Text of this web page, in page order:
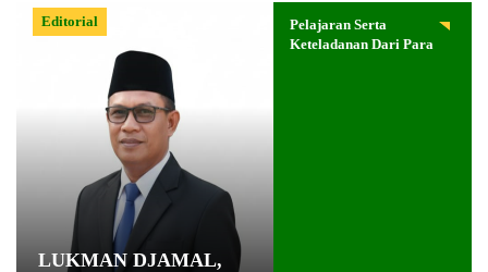
Editorial
LUKMAN DJAMAL,
Pelajaran Serta
Keteladanan Dari Para